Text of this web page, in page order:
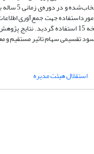
مورداستفاده جهت جمع‌آوری
نهایی مدلها از نرم افزار استاتا
تقسیمی سهام تاثیر مستقیم
استقلال هیئت مدیره